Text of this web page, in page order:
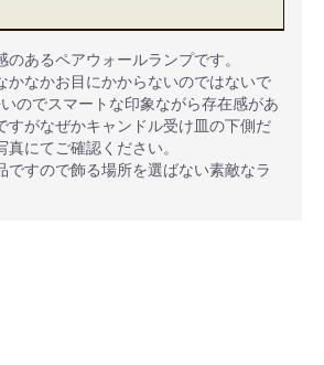
のあるペアウォールランプです。
かなかお目にかからないのではないで
のでスマートな印象ながら存在感があ
すがなぜかキャンドル受け皿の下側だ
にてご確認ください。
ですので飾る場所を選ばない素敵なラ